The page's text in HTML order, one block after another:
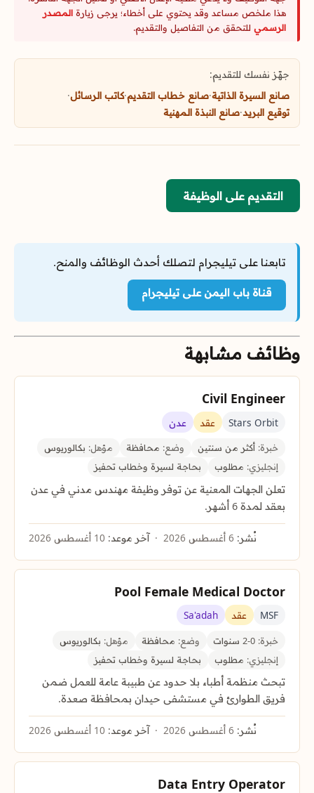
هذا ملخص مساعد وقد يحتوي على أخطاء؛ يرجى زيارة المصدر
الرسمي للتحقق من التفاصيل والتقديم.
جهّز نفسك للتقديم:
صانع السيرة الذاتية·صانع خطاب التقديم·كاتب الرسائل·
توقيع البريد·صانع النبذة المهنية
التقديم على الوظيفة
تابعنا على تيليجرام لتصلك أحدث الوظائف والمنح.
قناة باب اليمن على تيليجرام
وظائف مشابهة
Civil Engineer
Stars Orbit عقد عدن
خبرة: أكثر من سنتين وضع: محافظة مؤهل: بكالوريوس
إنجليزي: مطلوب بحاجة لسيرة وخطاب تحفيز
تعلن الجهات المعنية عن توفر وظيفة مهندس مدني في عدن
بعقد لمدة 6 أشهر.
نُشر: آخر موعد:
Pool Female Medical Doctor
MSF عقد Sa'adah
خبرة: وضع: محافظة مؤهل: بكالوريوس
إنجليزي: مطلوب بحاجة لسيرة وخطاب تحفيز
تبحث منظمة أطباء بلا حدود عن طبيبة عامة للعمل ضمن
فريق الطوارئ في مستشفى حيدان بمحافظة صعدة.
نُشر: آخر موعد:
Data Entry Operator